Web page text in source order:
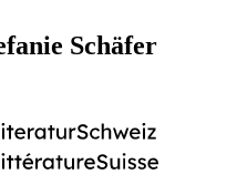
Schäfer